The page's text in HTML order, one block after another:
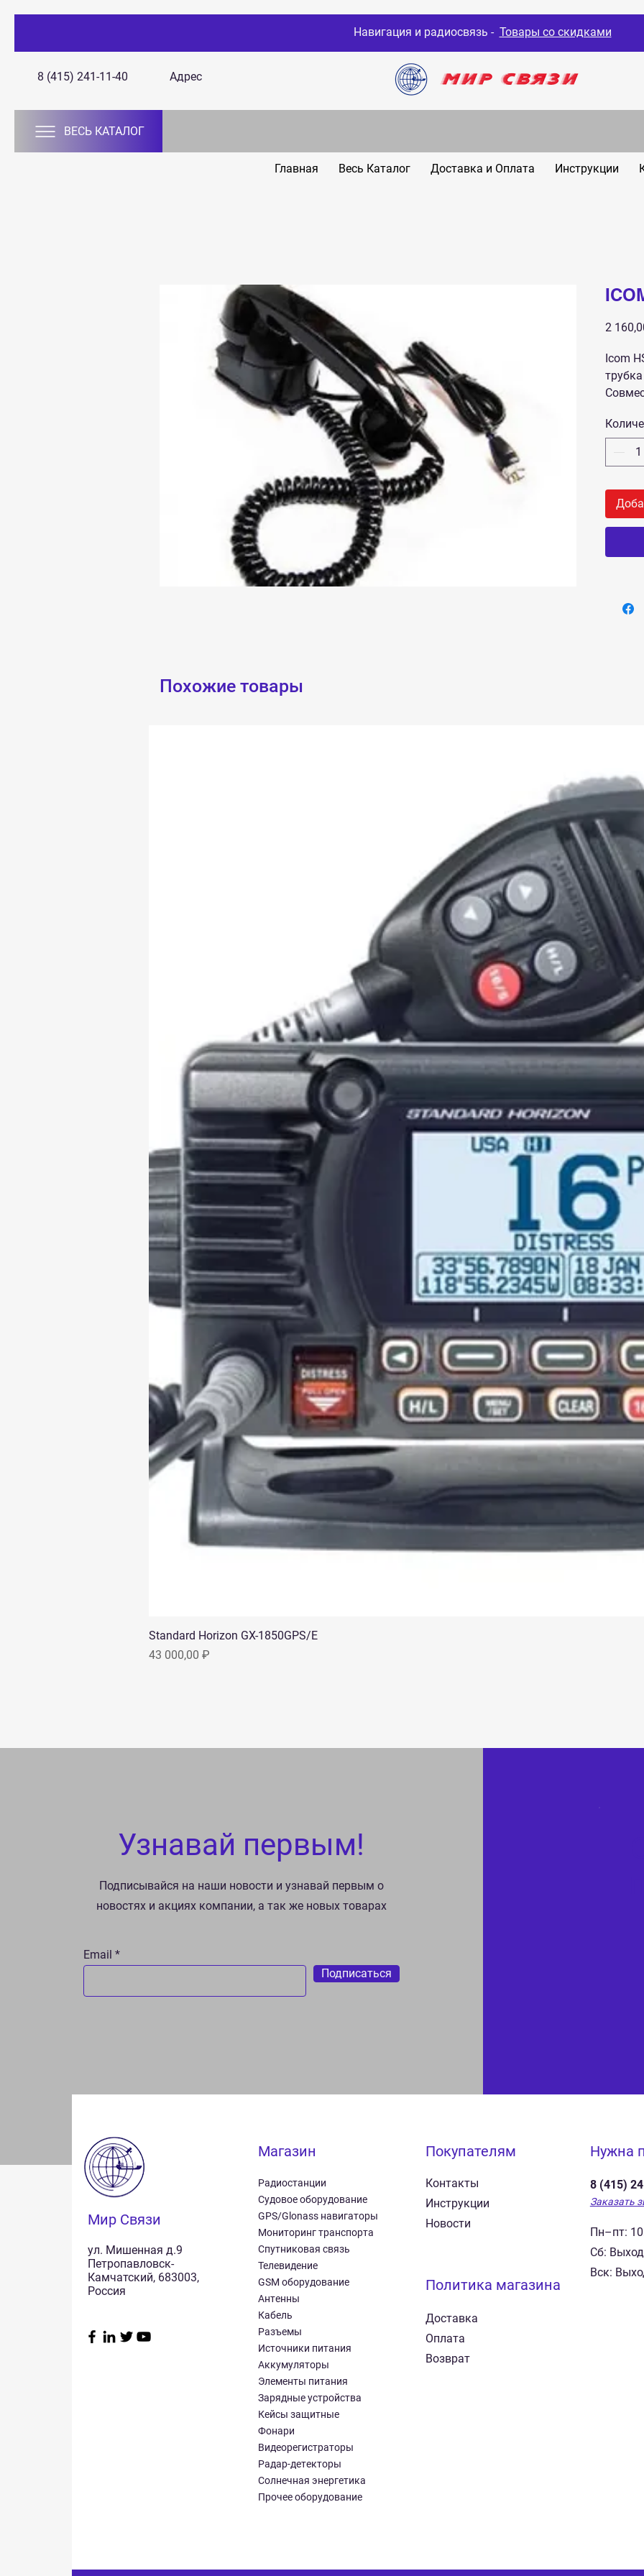
Навигация и радиосвязь - Товары со скидками
8 (415) 241-11-40 Адрес
ВЕСЬ КАТАЛОГ
Главная Весь Каталог Доставка и Оплата Инструкции
2
Icom
Похожие товары
Standard Horizon GX-1850GPS/E
Цена
43 000,00 ₽
Узнавай первым!
Подписывайся на наши новости и узнавай первым о
новостях и акциях компании, а так же новых товарах
Email
Подписаться
Мир Связи
ул. Мишенная д.9
Петропавловск-
Камчатский, 683003,
Россия
Магазин
Радиостанции
Судовое оборудование
GPS/Glonass навигаторы
Мониторинг транспорта
Спутниковая связь
Телевидение
GSM оборудование
Антенны
Кабель
Разъемы
Источники питания
Аккумуляторы
Элементы питания
Зарядные устройства
Кейсы защитные
Фонари
Видеорегистраторы
Радар-детекторы
Солнечная энергетика
Прочее оборудование
Покупателям
Контакты
Инструкции
Новости
Политика магазина
Доставка
Оплата
Возврат
Нужна
8 (415)
Заказать
Пн–пт:
Сб:
Вск: